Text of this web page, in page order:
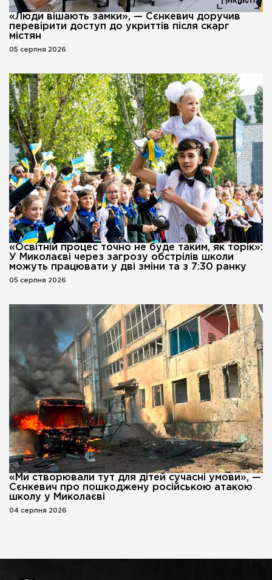
«Люди вішають замки», — Сєнкевич доручив
перевірити доступ до укриттів після скарг
містян
05 серпня 2026
«Освітній процес точно не буде таким, як торік»:
У Миколаєві через загрозу обстрілів школи
можуть працювати у дві зміни та з 7:30 ранку
05 серпня 2026
«Ми створювали тут для дітей сучасні умови», —
Сєнкевич про пошкоджену російською атакою
школу у Миколаєві
04 серпня 2026